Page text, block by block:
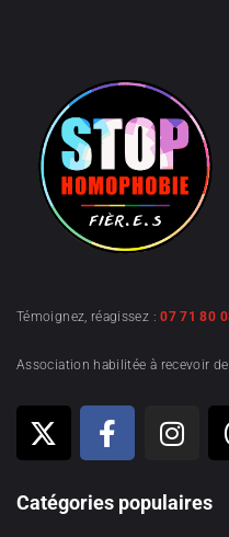
Témoignez, réagissez :07 71 80
Association habilitée à recevoir
Catégories populaires